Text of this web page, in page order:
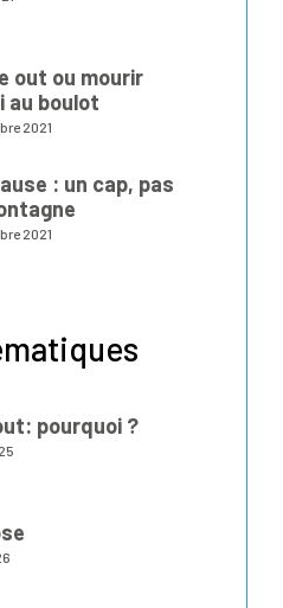
out ou mourir
au boulot
2021
: un cap, pas
2021
pourquoi ?